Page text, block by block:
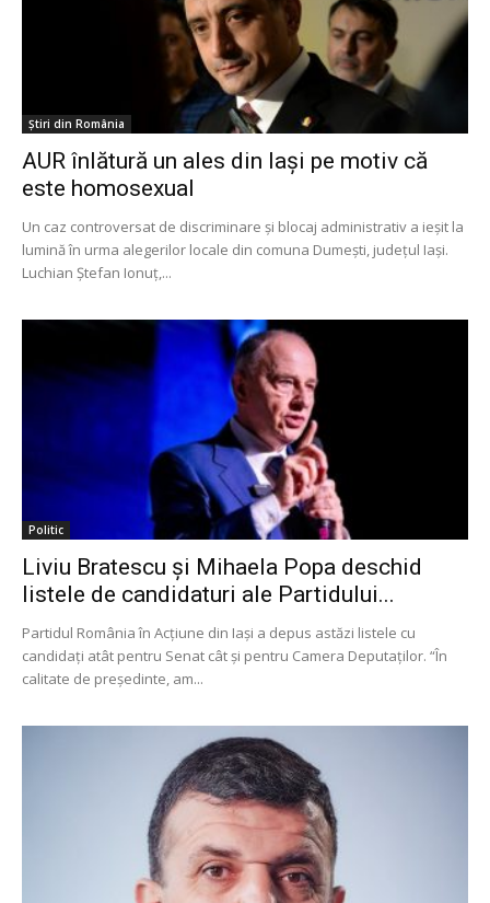
Știri din România
AUR înlătură un ales din Iași pe motiv că
este homosexual
Un caz controversat de discriminare și blocaj administrativ a ieșit la
lumină în urma alegerilor locale din comuna Dumești, județul Iași.
Luchian Ștefan Ionuț,...
Politic
Liviu Bratescu și Mihaela Popa deschid
listele de candidaturi ale Partidului...
Partidul România în Acțiune din Iași a depus astăzi listele cu
candidați atât pentru Senat cât și pentru Camera Deputaților. “În
calitate de președinte, am...